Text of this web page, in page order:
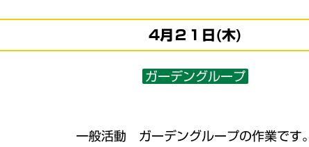
4月２１日(木)
ガーデングループ
一般活動 ガーデングループの作業です。